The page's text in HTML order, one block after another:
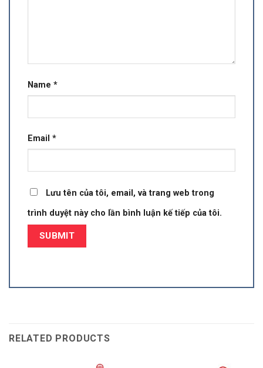
Name *
Email *
Lưu tên của tôi, email, và trang web trong
trình duyệt này cho lần bình luận kế tiếp của tôi.
RELATED PRODUCTS